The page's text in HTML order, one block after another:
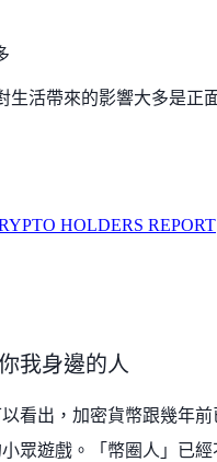
生活帶來的影響大多是正
HOLDERS REPORT
我身邊的人
看出，加密貨幣跟幾年前
眾遊戲。「幣圈人」已經